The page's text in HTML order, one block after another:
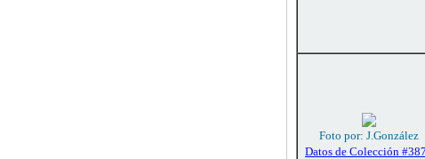
Foto por: J.González
Datos de Colección